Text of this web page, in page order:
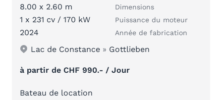
8.00 x 2.60 m
Dimensions
1 x 231 cv / 170 kW Puissance du moteur
2024 Année de fabrication
Lac de Constance » Gottlieben
à partir de CHF 990.- / Jour
Bateau de location